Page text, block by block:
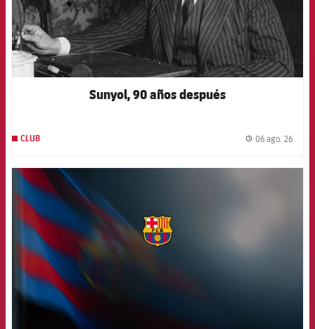
Sunyol, 90 años después
CLUB 06 ago. 26